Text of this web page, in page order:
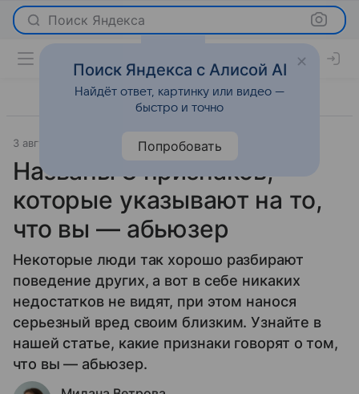
Поиск Яндекса
3 августа 2026 Леди Mail Самопознание
Названы 8 признаков,
которые указывают на то,
что вы — абьюзер
Некоторые люди так хорошо разбирают
поведение других, а вот в себе никаких
недостатков не видят, при этом нанося
серьезный вред своим близким. Узнайте в
нашей статье, какие признаки говорят о том,
что вы — абьюзер.
Поиск Яндекса с Алисой AI
Найдёт ответ, картинку или видео —
быстро и точно
Попробовать